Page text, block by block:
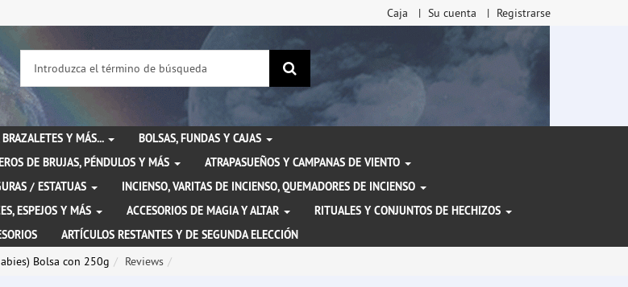
Caja Su cuenta Registrarse
Buscar
BRAZALETES Y MÁS...
BOLSAS, FUNDAS Y CAJAS
DE BRUJAS, PÉNDULOS Y MÁS
ATRAPASUEÑOS Y CAMPANAS DE VIENTO
/ ESTATUAS
INCIENSO, VARITAS DE INCIENSO, QUEMADORES DE INCIENSO
ESPEJOS Y MÁS ACCESORIOS DE MAGIA Y ALTAR
RITUALES Y CONJUNTOS DE HECHIZOS
ARTÍCULOS RESTANTES Y DE SEGUNDA ELECCIÓN
Bolsa con 250g Reviews